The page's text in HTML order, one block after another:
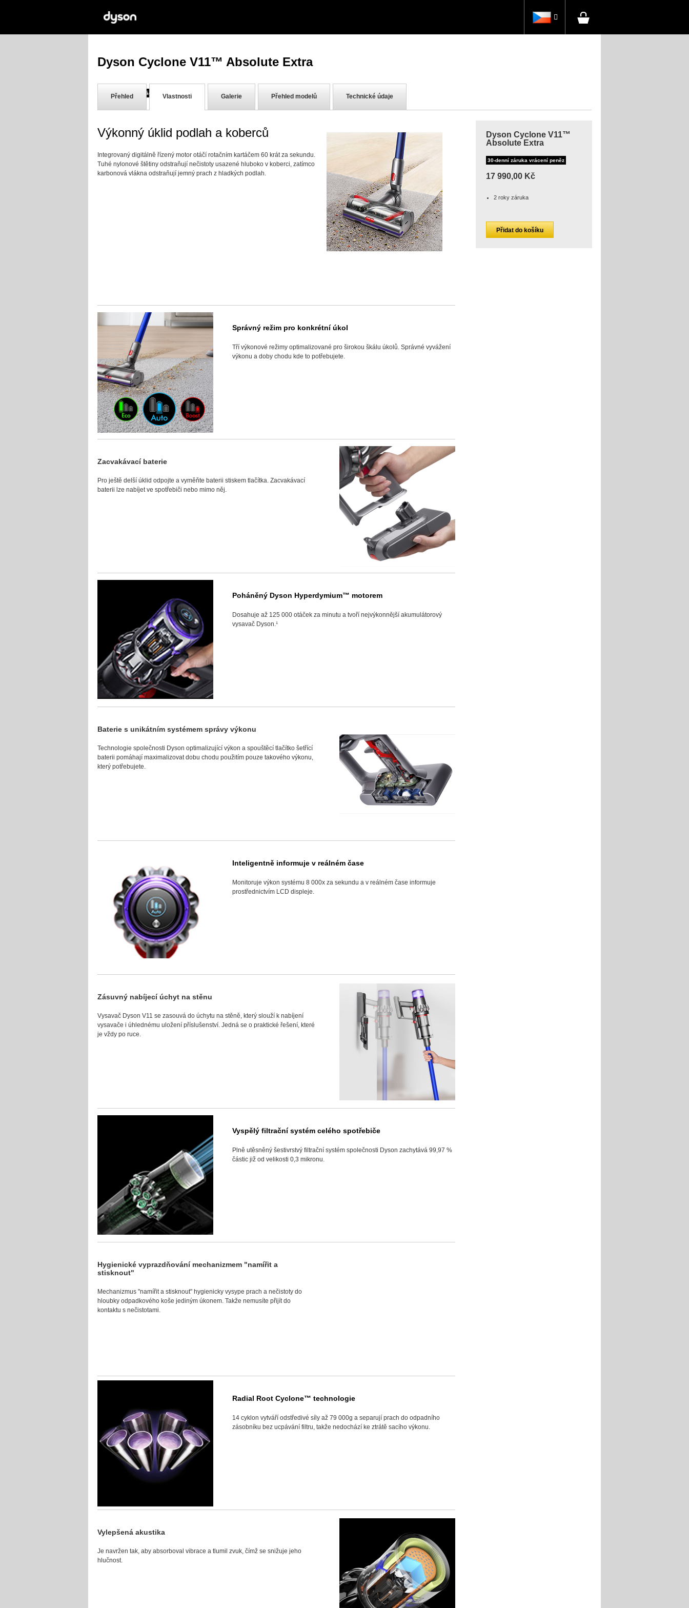

Dyson Cyclone V11™ Absolute Extra
30-denní záruka vrácení peněz
Přehled Vlastnosti Galerie Přehled modelů Technické údaje
Výkonný úklid podlah a koberců
Integrovaný digitálně řízený motor otáčí rotačním kartáčem 60 krát za sekundu.
Tuhé nylonové štětiny odstraňují nečistoty usazené hluboko v koberci, zatímco
karbonová vlákna odstraňují jemný prach z hladkých podlah.
Správný režim pro konkrétní úkol
Tří výkonové režimy optimalizované pro širokou škálu úkolů. Správné vyvážení
výkonu a doby chodu kde to potřebujete.
Zacvakávací baterie
Pro ještě delší úklid odpojte a vyměňte baterii stiskem tlačítka. Zacvakávací
baterii lze nabíjet ve spotřebiči nebo mimo něj.
Poháněný Dyson Hyperdymium™ motorem
Dosahuje až 125 000 otáček za minutu a tvoří nejvýkonnější akumulátorový
vysavač Dyson.¹
Baterie s unikátním systémem správy výkonu
Technologie společnosti Dyson optimalizující výkon a spouštěcí tlačítko šetřící
baterii pomáhají maximalizovat dobu chodu použitím pouze takového výkonu,
který potřebujete.
Inteligentně informuje v reálném čase
Monitoruje výkon systému 8 000x za sekundu a v reálném čase informuje
prostřednictvím LCD displeje.
Zásuvný nabíjecí úchyt na stěnu
Vysavač Dyson V11 se zasouvá do úchytu na stěně, který slouží k nabíjení
vysavače i úhlednému uložení příslušenství. Jedná se o praktické řešení, které
je vždy po ruce.
Vyspělý filtrační systém celého spotřebiče
Plně utěsněný šestivrstvý filtrační systém společnosti Dyson zachytává 99,97 %
částic již od velikosti 0,3 mikronu.
Hygienické vyprazdňování mechanizmem "namířit a
stisknout"
Mechanizmus "namířit a stisknout" hygienicky vysype prach a nečistoty do
hloubky odpadkového koše jediným úkonem. Takže nemusíte přijít do
kontaktu s nečistotami.
Radial Root Cyclone™ technologie
14 cyklon vytváří odstředivé síly až 79 000g a separují prach do odpadního
zásobníku bez ucpávání filtru, takže nedochází ke ztrátě sacího výkonu.
Vylepšená akustika
Je navržen tak, aby absorboval vibrace a tlumil zvuk, čímž se snižuje jeho
hlučnost.
Dyson Cyclone V11™
Absolute Extra
30-denní záruka vrácení peněz
17 990,00 Kč
2 roky záruka
Přidat do košíku